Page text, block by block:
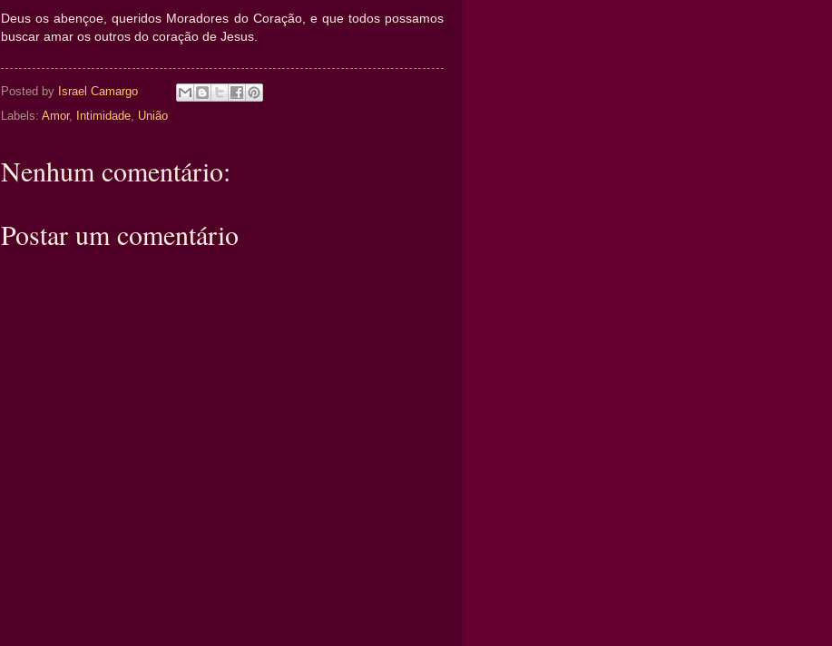
Deus os abençoe, queridos Moradores do Coração, e que todos possamos
buscar amar os outros do coração de Jesus.
Posted by Israel Camargo
Labels: Amor, Intimidade, União
Nenhum comentário:
Postar um comentário